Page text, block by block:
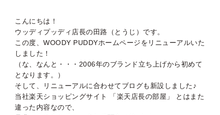
こんにちは！
ウッディプッディ店長の田路（とうじ）です。
この度、WOODY PUDDYホームページをリニューアルいた
しました！
（な、なんと・・・2006年のブランド立ち上げから初めて
となります。）
そして、リニューアルに合わせてブログも新設しました♪
当社楽天ショッピングサイト 「楽天店長の部屋」 とはまた
違った内容なので、